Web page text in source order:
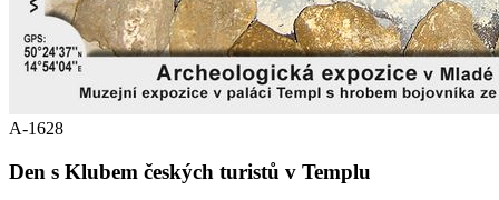
A-1628
Den s Klubem českých turistů v Templu